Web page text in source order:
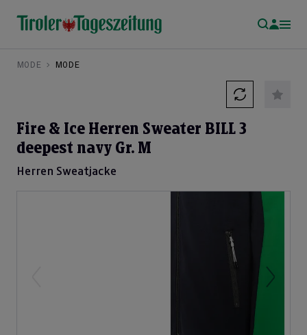
MODE MODE
Fire & Ice Herren Sweater BILL 3
deepest navy Gr. M
Herren Sweatjacke
Next